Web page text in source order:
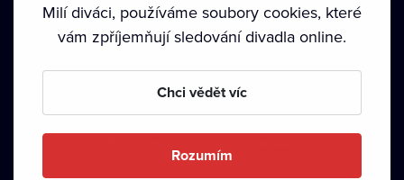
Podmínky používání • Ochrana soukromí • Zásady používání
• Autorská práva•
Milí diváci, používáme soubory cookies, které
vám zpříjemňují sledování divadla online.
Chci vědět víc
Rozumím